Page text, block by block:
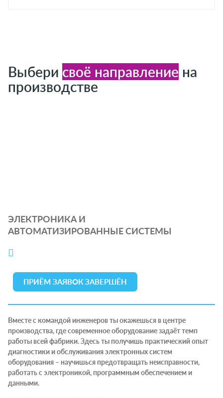
Выбери своё направление на
производстве
ЭЛЕКТРОНИКА И
АВТОМАТИЗИРОВАННЫЕ СИСТЕМЫ
ПРИЁМ ЗАЯВОК ЗАВЕРШЁН
Вместе с командой инженеров ты окажешься в центре
производства, где современное оборудование задаёт темп
работы всей фабрики. Здесь ты получишь практический опыт
диагностики и обслуживания электронных систем
оборудования – научишься предотвращать неисправности,
работать с электроникой, программным обеспечением и
данными.